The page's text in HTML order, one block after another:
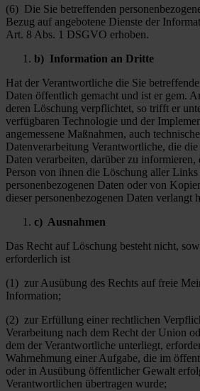
(6) Die Sie betreffenden
Bezug auf angebotene Dienste der
Art. 8 Abs. 1 DSGVO erhoben.
b) Information an Dritte
Hat der Verantwortliche die Sie
Daten öffentlich gemacht und ist er gem.
deren Löschung verpflichtet, so trifft er
verfügbaren Technologie und der
angemessene Maßnahmen, auch
Datenverarbeitung Verantwortliche, die die
Daten verarbeiten, darüber zu informieren,
Person von ihnen die Löschung aller Links
personenbezogenen Daten oder von
dieser personenbezogenen Daten verlangt
c) Ausnahmen
Das Recht auf Löschung besteht nicht,
erforderlich ist
(1) zur Ausübung des Rechts auf freie
Information;
(2) zur Erfüllung einer rechtlichen
Verarbeitung nach dem Recht der Union
dem der Verantwortliche unterliegt,
Wahrnehmung einer Aufgabe, die im
oder in Ausübung öffentlicher Gewalt
Verantwortlichen übertragen wurde;